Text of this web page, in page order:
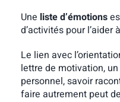
Une liste d’émotions
d’activités pour
Le lien avec
lettre de motivation,
personnel, savoir
faire autrement peut